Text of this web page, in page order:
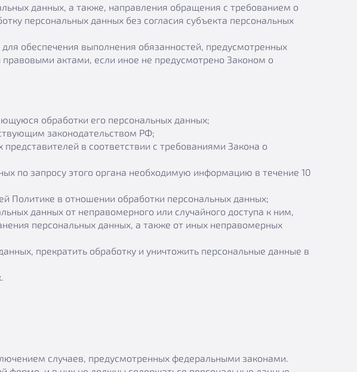
данных, а также, направления обращения с требованием о
персональных данных без согласия субъекта персональных
обеспечения выполнения обязанностей, предусмотренных
актами, если иное не предусмотрено Законом о
обработки его персональных данных;
законодательством РФ;
в соответствии с требованиями Закона о
по запросу этого органа необходимую информацию в течение 10
Политике в отношении обработки персональных данных;
данных от неправомерного или случайного доступа к ним,
персональных данных, а также от иных неправомерных
прекратить обработку и уничтожить персональные данные в
случаев, предусмотренных федеральными законами.